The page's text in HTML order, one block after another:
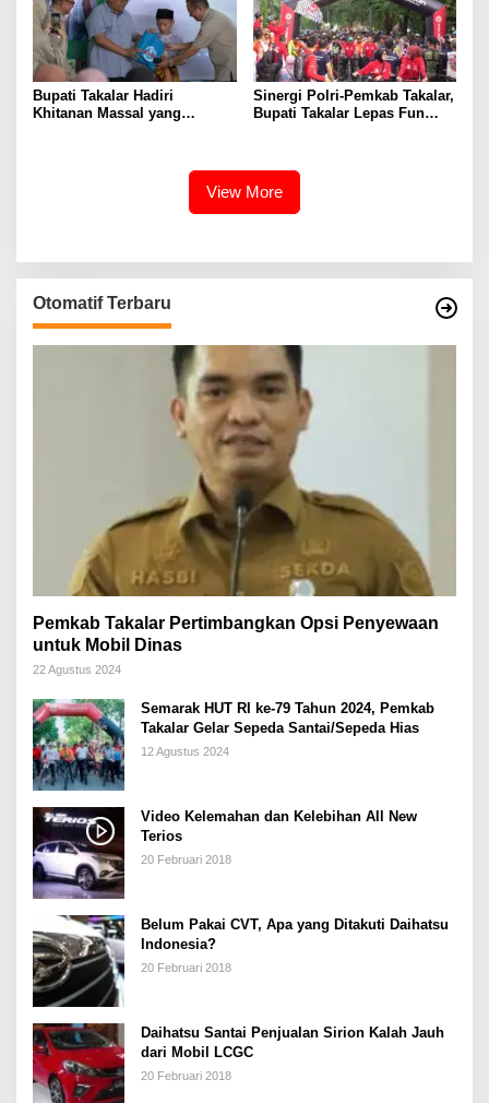
Bupati Takalar Hadiri
Khitanan Massal yang
Sinergi Polri-Pemkab Takalar,
Bupati Takalar Lepas Fun
View More
Otomatif Terbaru
Pemkab Takalar Pertimbangkan Opsi Penyewaan
untuk Mobil Dinas
22 Agustus 2024
Semarak HUT RI ke-79 Tahun 2024, Pemkab
Takalar Gelar Sepeda Santai/Sepeda Hias
12 Agustus 2024
Video Kelemahan dan Kelebihan All New
Terios
20 Februari 2018
Belum Pakai CVT, Apa yang Ditakuti Daihatsu
Indonesia?
20 Februari 2018
Daihatsu Santai Penjualan Sirion Kalah Jauh
dari Mobil LCGC
20 Februari 2018